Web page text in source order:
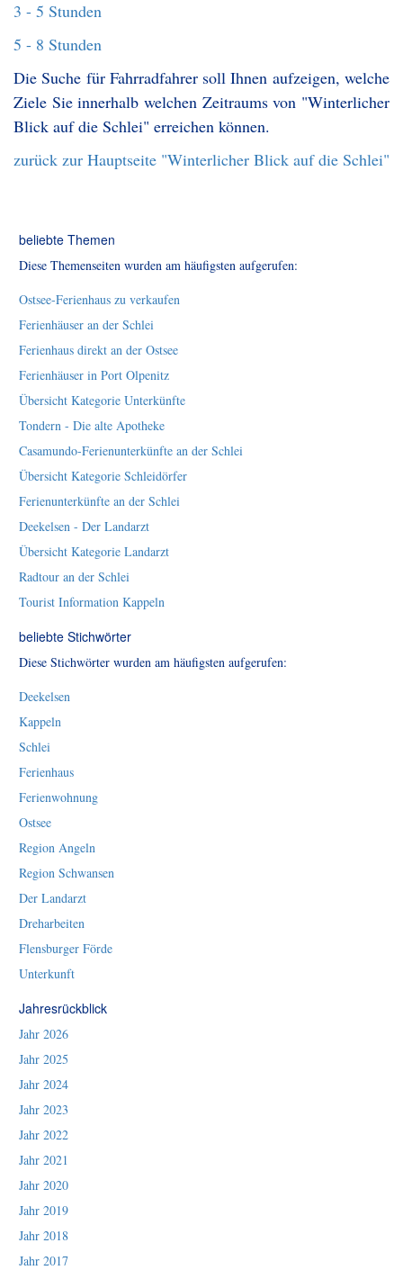
3 - 5 Stunden
5 - 8 Stunden
Die Suche für Fahrradfahrer soll Ihnen aufzeigen, welche
Ziele Sie innerhalb welchen Zeitraums von "Winterlicher
Blick auf die Schlei" erreichen können.
zurück zur Hauptseite "Winterlicher Blick auf die Schlei"
beliebte Themen
Diese Themenseiten wurden am häufigsten aufgerufen:
Ostsee-Ferienhaus zu verkaufen
Ferienhäuser an der Schlei
Ferienhaus direkt an der Ostsee
Ferienhäuser in Port Olpenitz
Übersicht Kategorie Unterkünfte
Tondern - Die alte Apotheke
Casamundo-Ferienunterkünfte an der Schlei
Übersicht Kategorie Schleidörfer
Ferienunterkünfte an der Schlei
Deekelsen - Der Landarzt
Übersicht Kategorie Landarzt
Radtour an der Schlei
Tourist Information Kappeln
beliebte Stichwörter
Diese Stichwörter wurden am häufigsten aufgerufen:
Deekelsen
Kappeln
Schlei
Ferienhaus
Ferienwohnung
Ostsee
Region Angeln
Region Schwansen
Der Landarzt
Dreharbeiten
Flensburger Förde
Unterkunft
Jahresrückblick
Jahr 2026
Jahr 2025
Jahr 2024
Jahr 2023
Jahr 2022
Jahr 2021
Jahr 2020
Jahr 2019
Jahr 2018
Jahr 2017